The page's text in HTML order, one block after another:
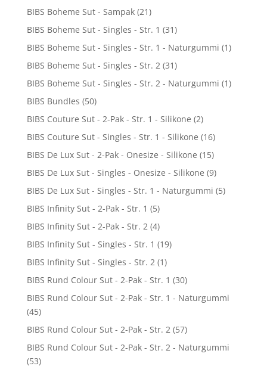
BIBS Boheme Sut - Sampak (21)
BIBS Boheme Sut - Singles - Str. 1 (31)
BIBS Boheme Sut - Singles - Str. 1 - Naturgummi (1)
BIBS Boheme Sut - Singles - Str. 2 (31)
BIBS Boheme Sut - Singles - Str. 2 - Naturgummi (1)
BIBS Bundles (50)
BIBS Couture Sut - 2-Pak - Str. 1 - Silikone (2)
BIBS Couture Sut - Singles - Str. 1 - Silikone (16)
BIBS De Lux Sut - 2-Pak - Onesize - Silikone (15)
BIBS De Lux Sut - Singles - Onesize - Silikone (9)
BIBS De Lux Sut - Singles - Str. 1 - Naturgummi (5)
BIBS Infinity Sut - 2-Pak - Str. 1 (5)
BIBS Infinity Sut - 2-Pak - Str. 2 (4)
BIBS Infinity Sut - Singles - Str. 1 (19)
BIBS Infinity Sut - Singles - Str. 2 (1)
BIBS Rund Colour Sut - 2-Pak - Str. 1 (30)
BIBS Rund Colour Sut - 2-Pak - Str. 1 - Naturgummi
(45)
BIBS Rund Colour Sut - 2-Pak - Str. 2 (57)
BIBS Rund Colour Sut - 2-Pak - Str. 2 - Naturgummi
(53)